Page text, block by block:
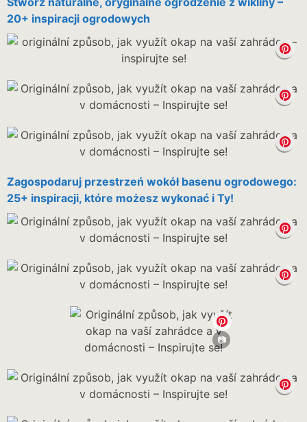
20+ inspiracji ogrodowych
Zagospodaruj przestrzeń wokół basenu ogrodowego:
25+ inspiracji, które możesz wykonać i Ty!